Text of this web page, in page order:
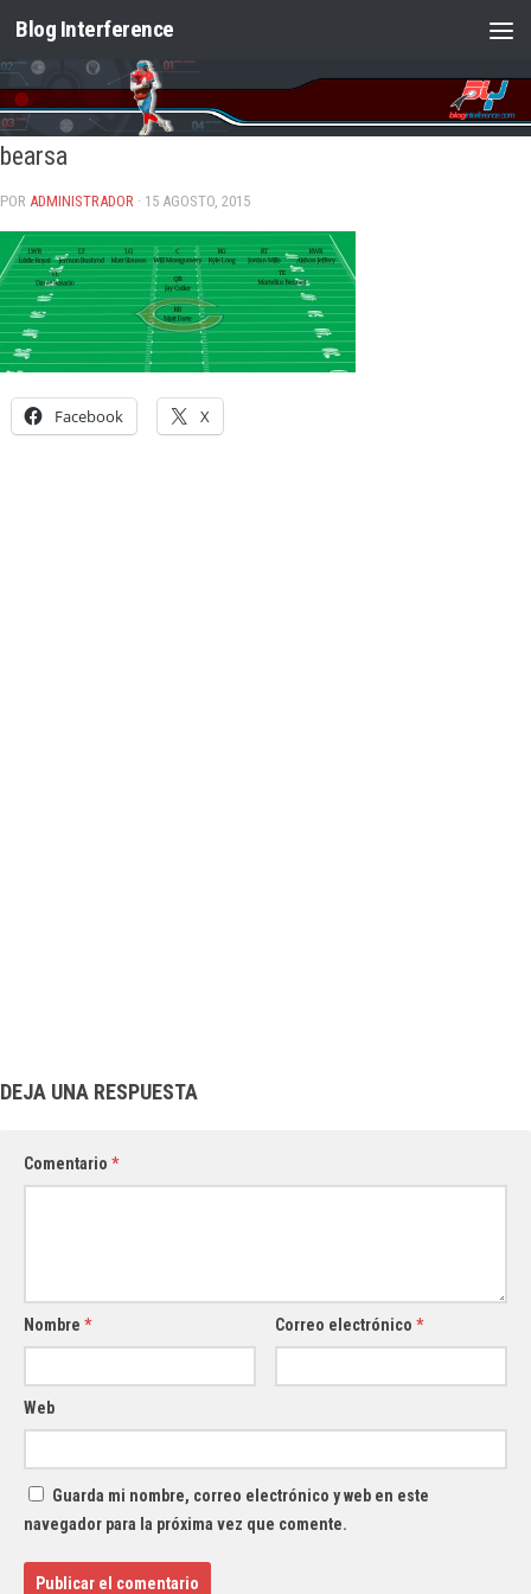
Saltar al contenido
Blog Interference
bearsa
POR ADMINISTRADOR · 15 AGOSTO, 2015
Facebook X
DEJA UNA RESPUESTA
Comentario *
Nombre * Correo electrónico*
Web
Guarda mi nombre, correo electrónico y web en este
navegador para la próxima vez que comente.